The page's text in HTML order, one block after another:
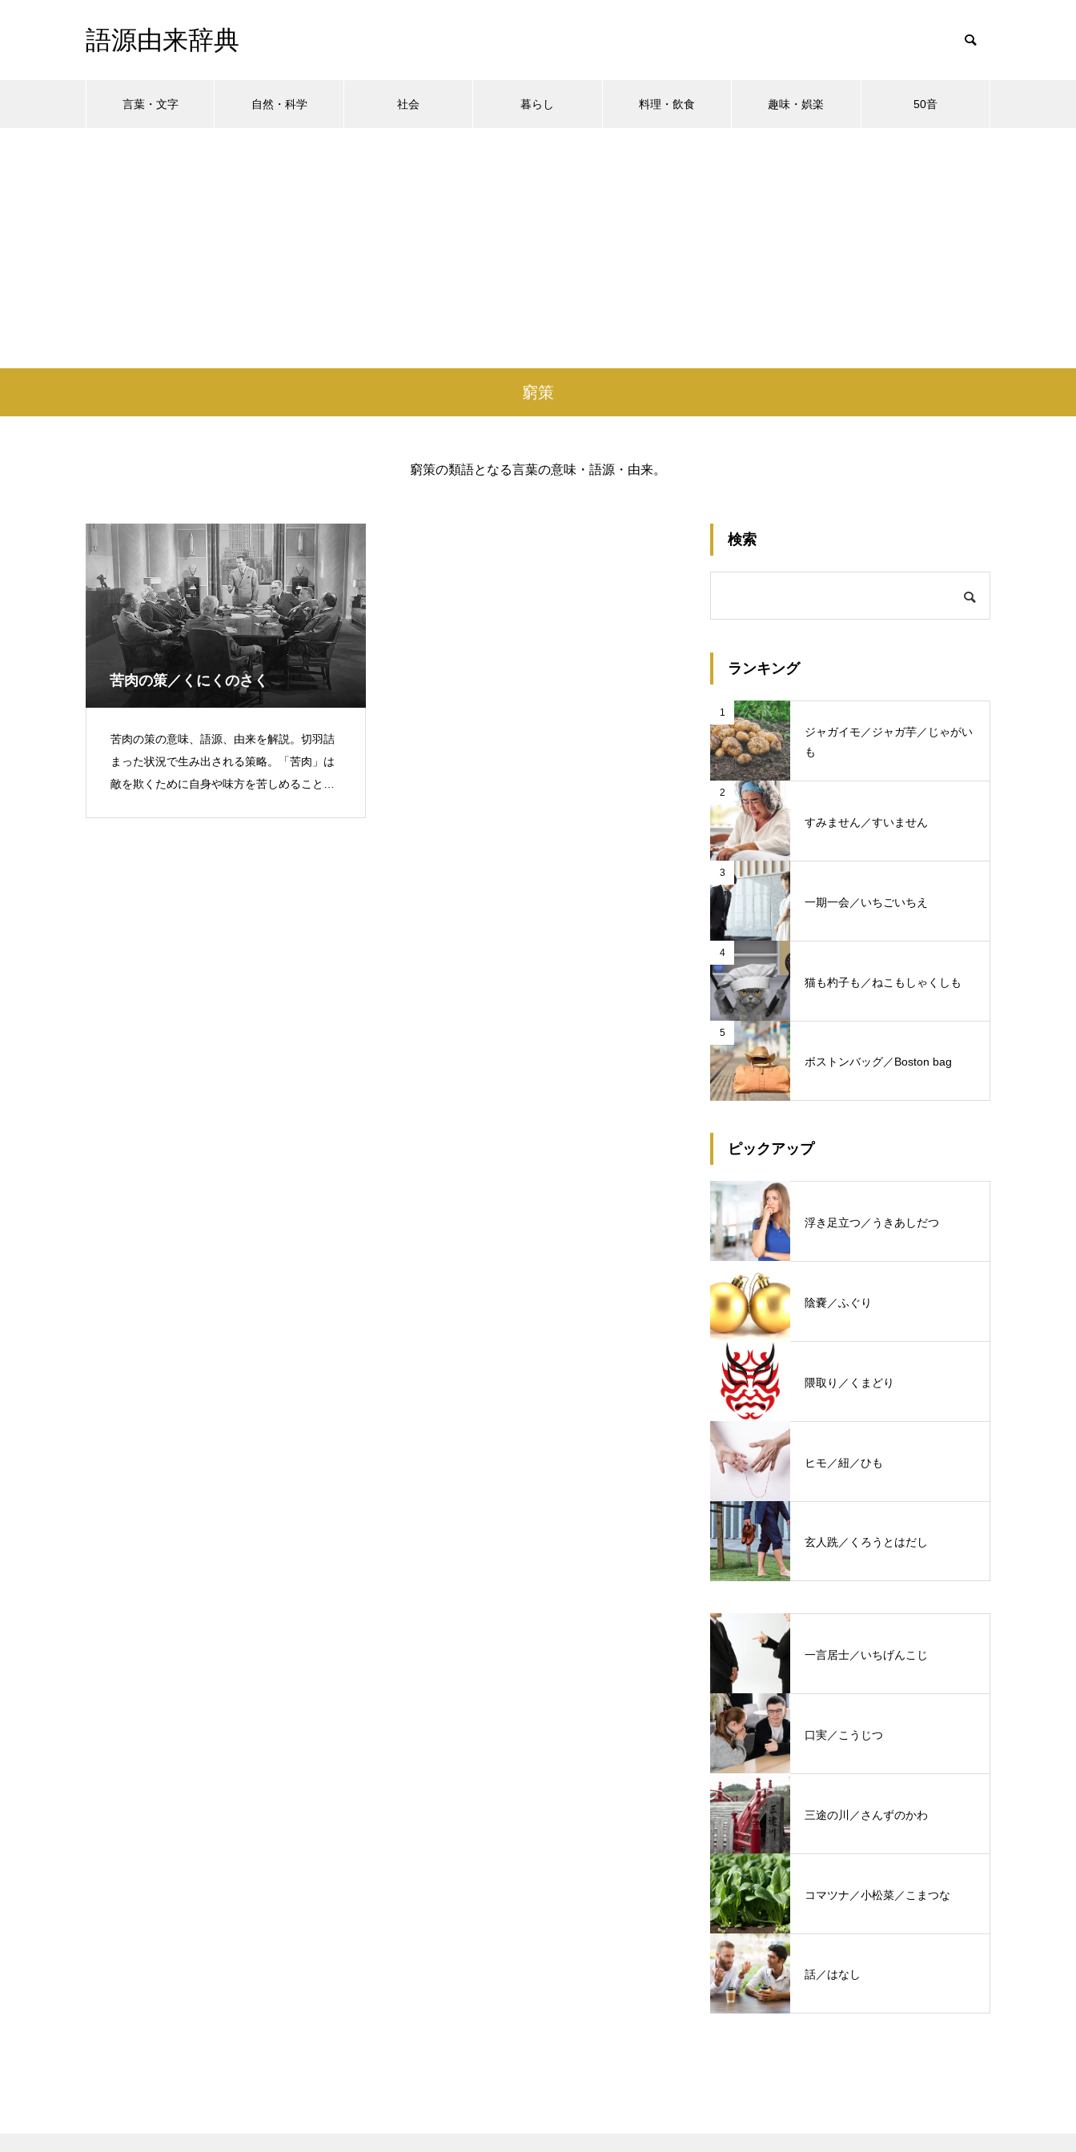
語源由来辞典
言葉・文字 自然・科学 社会 暮らし 料理・飲食 趣味・娯楽 50音
窮策
窮策の類語となる言葉の意味・語源・由来。
苦肉の策／くにくのさく
苦肉の策の意味、語源、由来を解説。切羽詰
まった状況で生み出される策略。「苦肉」は
敵を欺くために自身や味方を苦しめることを
検索
ランキング
1
ジャガイモ／ジャガ芋／じゃがい
も
2
すみません／すいません
3
一期一会／いちごいちえ
4
猫も杓子も／ねこもしゃくしも
5
ボストンバッグ／Boston bag
ピックアップ
浮き足立つ／うきあしだつ
陰嚢／ふぐり
隈取り／くまどり
ヒモ／紐／ひも
玄人跣／くろうとはだし
一言居士／いちげんこじ
口実／こうじつ
三途の川／さんずのかわ
コマツナ／小松菜／こまつな
話／はなし